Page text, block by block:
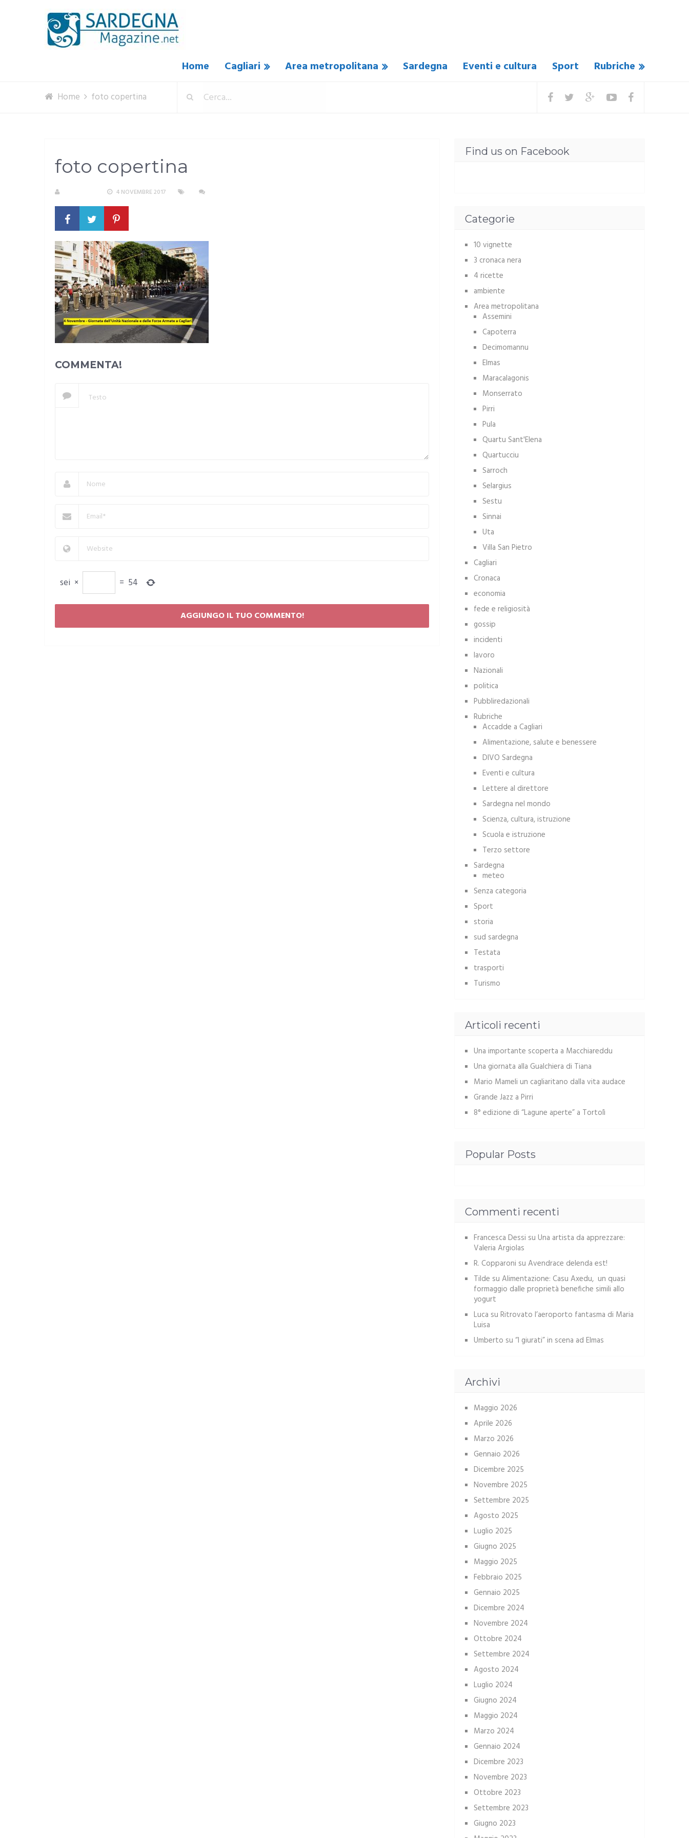
Home Cagliari Area metropolitana Sardegna Eventi e cultura Sport Rubriche
Home foto copertina
foto copertina
4 NOVEMBRE 2017
COMMENTA!
sei × = 54
Find us on Facebook
Categorie
10 vignette
3 cronaca nera
4 ricette
ambiente
Area metropolitana
Assemini
Capoterra
Decimomannu
Elmas
Maracalagonis
Monserrato
Pirri
Pula
Quartu Sant'Elena
Quartucciu
Sarroch
Selargius
Sestu
Sinnai
Uta
Villa San Pietro
Cagliari
Cronaca
economia
fede e religiosità
gossip
incidenti
lavoro
Nazionali
politica
Pubbliredazionali
Rubriche
Accadde a Cagliari
Alimentazione, salute e benessere
DIVO Sardegna
Eventi e cultura
Lettere al direttore
Sardegna nel mondo
Scienza, cultura, istruzione
Scuola e istruzione
Terzo settore
Sardegna
meteo
Senza categoria
Sport
storia
sud sardegna
Testata
trasporti
Turismo
Articoli recenti
Una importante scoperta a Macchiareddu
Una giornata alla Gualchiera di Tiana
Mario Mameli un cagliaritano dalla vita audace
Grande Jazz a Pirri
8° edizione di “Lagune aperte” a Tortolì
Popular Posts
Commenti recenti
Francesca Dessi su Una artista da apprezzare:
Valeria Argiolas
R. Copparoni su Avendrace delenda est!
Tilde su Alimentazione: Casu Axedu, un quasi
formaggio dalle proprietà benefiche simili allo
yogurt
Luca su Ritrovato l’aeroporto fantasma di Maria
Luisa
Umberto su “I giurati” in scena ad Elmas
Archivi
Maggio 2026
Aprile 2026
Marzo 2026
Gennaio 2026
Dicembre 2025
Novembre 2025
Settembre 2025
Agosto 2025
Luglio 2025
Giugno 2025
Maggio 2025
Febbraio 2025
Gennaio 2025
Dicembre 2024
Novembre 2024
Ottobre 2024
Settembre 2024
Agosto 2024
Luglio 2024
Giugno 2024
Maggio 2024
Marzo 2024
Gennaio 2024
Dicembre 2023
Novembre 2023
Ottobre 2023
Settembre 2023
Giugno 2023